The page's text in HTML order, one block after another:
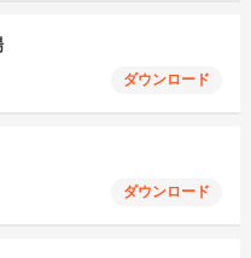
ダウンロード
ダウンロード